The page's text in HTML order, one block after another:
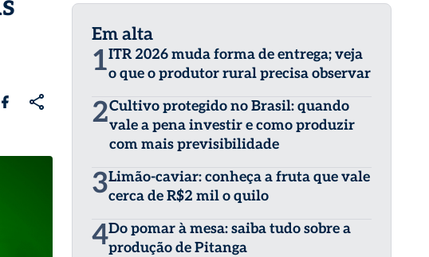
Em alta
1ITR 2026 muda forma de entrega; veja
o que o produtor rural precisa observar
2Cultivo protegido no Brasil: quando
vale a pena investir e como produzir
com mais previsibilidade
3Limão-caviar: conheça a fruta que vale
cerca de R$2 mil o quilo
4Do pomar à mesa: saiba tudo sobre a
produção de Pitanga